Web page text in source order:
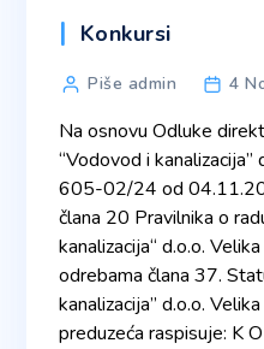
Categories
Konkursi
PostPiše admin 4
Na osnovu Odluke
“Vodovod i
605-02/24 od
člana 20 Pravilnika o
kanalizacija“ d.o.o.
odrebama člana 37.
kanalizacija” d.o.o.
preduzeća raspisuje: K